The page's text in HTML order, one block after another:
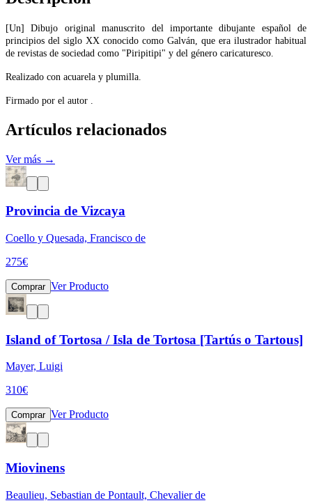
[Un] Dibujo original manuscrito del importante dibujante español de
principios del siglo XX conocido como Galván, que era ilustrador habitual
de revistas de sociedad como "Piripitipi" y del género caricaturesco.
Realizado con acuarela y plumilla.
Firmado por el autor .
Artículos relacionados
Ver más →
Provincia de Vizcaya
Coello y Quesada, Francisco de
275€
Comprar Ver Producto
Island of Tortosa / Isla de Tortosa [Tartús o Tartous]
Mayer, Luigi
310€
Comprar Ver Producto
Miovinens
Beaulieu, Sebastian de Pontault, Chevalier de